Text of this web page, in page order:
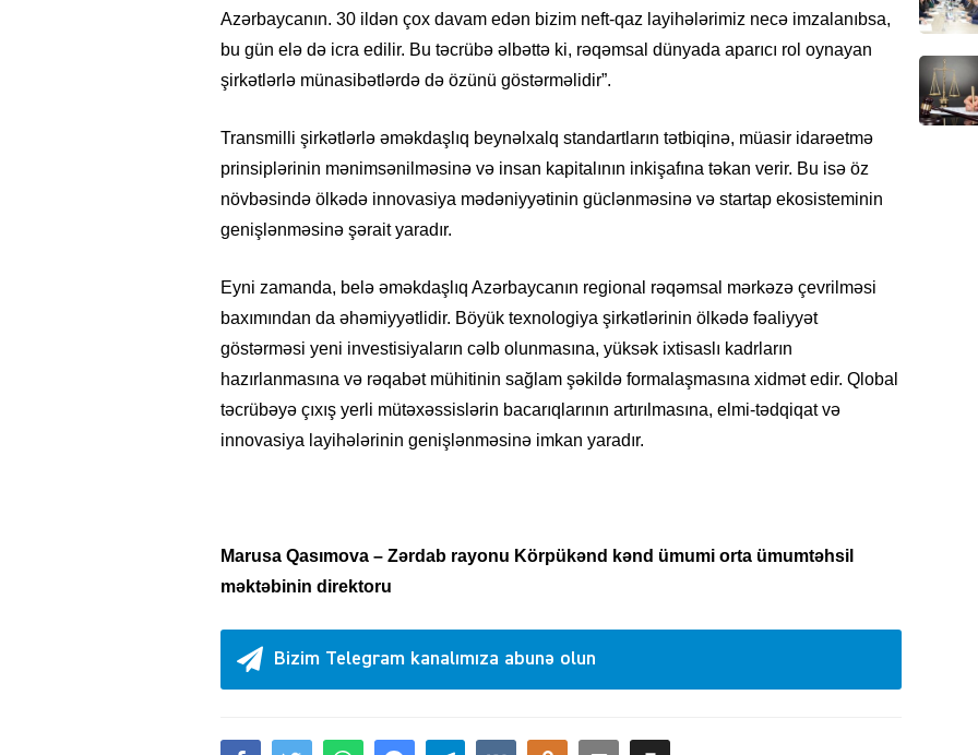
Azərbaycanın. 30 ildən çox davam edən bizim neft-qaz layihələrimiz necə imzalanıbsa,
bu gün elə də icra edilir. Bu təcrübə əlbəttə ki, rəqəmsal dünyada aparıcı rol oynayan
şirkətlərlə münasibətlərdə də özünü göstərməlidir”.
Transmilli şirkətlərlə əməkdaşlıq beynəlxalq standartların tətbiqinə, müasir idarəetmə
prinsiplərinin mənimsənilməsinə və insan kapitalının inkişafına təkan verir. Bu isə öz
növbəsində ölkədə innovasiya mədəniyyətinin güclənməsinə və startap ekosisteminin
genişlənməsinə şərait yaradır.
Eyni zamanda, belə əməkdaşlıq Azərbaycanın regional rəqəmsal mərkəzə çevrilməsi
baxımından da əhəmiyyətlidir. Böyük texnologiya şirkətlərinin ölkədə fəaliyyət
göstərməsi yeni investisiyaların cəlb olunmasına, yüksək ixtisaslı kadrların
hazırlanmasına və rəqabət mühitinin sağlam şəkildə formalaşmasına xidmət edir. Qlobal
təcrübəyə çıxış yerli mütəxəssislərin bacarıqlarının artırılmasına, elmi-tədqiqat və
innovasiya layihələrinin genişlənməsinə imkan yaradır.
Marusa Qasımova – Zərdab rayonu Körpükənd kənd ümumi orta ümumtəhsil
məktəbinin direktoru
Bizim Telegram kanalımıza abunə olun
DÜNYA